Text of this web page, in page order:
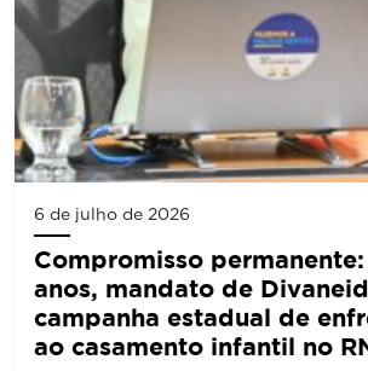
6 de julho de 2026
Compromisso
anos, mandato de
campanha estadual de
ao casamento infantil no